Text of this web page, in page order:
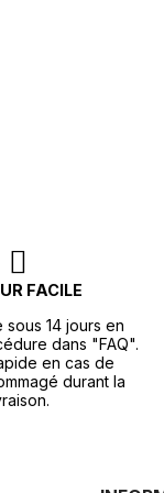
FACILE
sous 14 jours en
dans "FAQ".
en cas de
durant la